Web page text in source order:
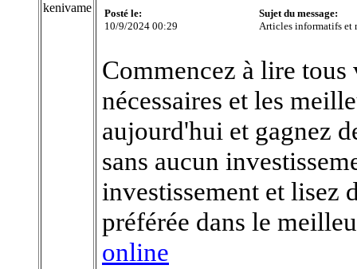
kenivame
Posté le:
10/9/2024 00:29
Sujet du message:
Articles informatifs et
Commencez à lire
nécessaires et les
aujourd'hui et gagnez
sans aucun
investissement et lisez
préférée dans le
online